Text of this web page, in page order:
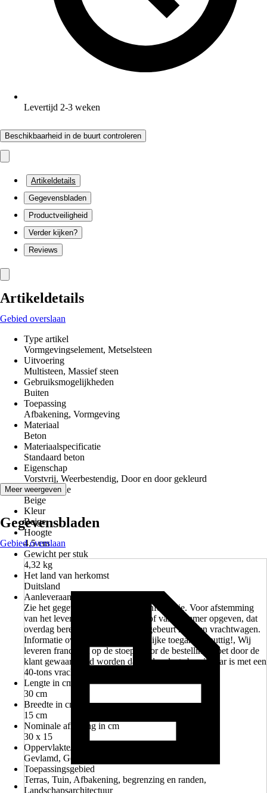
Levertijd 2-3 weken
Beschikbaarheid in de buurt controleren
Artikeldetails
Gegevensbladen
Productveiligheid
Verder kijken?
Reviews
Artikeldetails
Gebied overslaan
Type artikel
Vormgevingselement, Metselsteen
Uitvoering
Multisteen, Massief steen
Gebruiksmogelijkheden
Buiten
Toepassing
Afbakening, Vormgeving
Materiaal
Beton
Materiaalspecificatie
Standaard beton
Eigenschap
Vorstvrij, Weerbestendig, Door en door gekleurd
Kleurfamilie
Beige
Kleur
Beige
Hoogte
4,5 cm
Gewicht per stuk
4,32 kg
Het land van herkomst
Duitsland
Aanleveraanwijzing
Zie het gegevensblad voor meer informatie. Voor afstemming
van het levermoment een mobiel of vast nummer opgeven, dat
overdag bereikbaar is., Levering gebeurt met een vrachtwagen.
Informatie over obstakels of moeilijke toegang is nuttig!, Wij
leveren franco tot op de stoep, Voor de bestelling moet door de
klant gewaarborgd worden dat de losplaats bereikbaar is met een
40-tons vrachtwagen.
Lengte in cm
30 cm
Breedte in cm
15 cm
Nominale afmeting in cm
30 x 15
Oppervlakte/Oppervlaktebehandeling
Gevlamd, Geïmpregneerd
Toepassingsgebied
Terras, Tuin, Afbakening, begrenzing en randen,
Landschapsarchitectuur
Meer weergeven
Gegevensbladen
Gebied overslaan